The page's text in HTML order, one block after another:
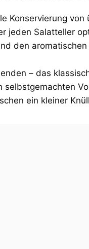
Konservierung von
jeden Salatteller
den
– das
ein kleiner